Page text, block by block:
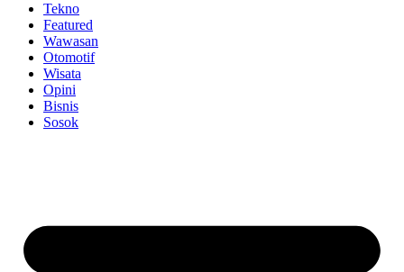
Tekno
Featured
Wawasan
Otomotif
Wisata
Opini
Bisnis
Sosok